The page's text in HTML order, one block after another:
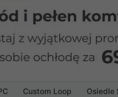
Custom Loop Osiedle